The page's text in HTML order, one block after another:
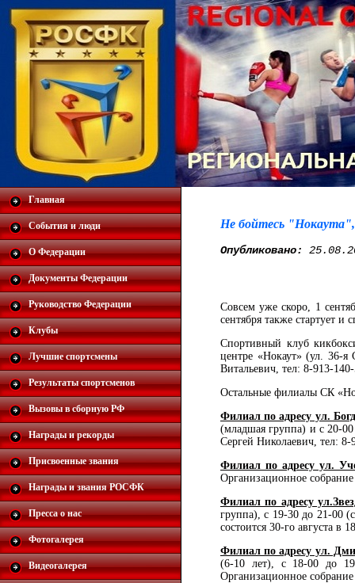
Главная
События и люди
О Федерации
Документы Федерации
Руководство Федерации
Клубы
Лучшие спортсмены
Результаты спортсменов
Вызовы в сборную РФ
Награды и рекорды
Присвоенные звания
Награды и звания РОСФК
Пресса о нас
Фотогалерея
Видеогалерея
Не бойтесь
Опубликовано:
Совсем уже скоро, 1
сентября также стартует
Спортивный клуб
центре «Нокаут» (ул. 36-я
Витальевич, тел: 8-913-
Остальные филиалы СК
Филиал по адресу ул.
(младшая группа) и с 20-
Сергей Николаевич, тел: 8-
Филиал по адресу ул.
Организационное
Филиал по адресу
группа), с 19-30 до 21-00
состоится 30-го августа в
Филиал по адресу ул.
(6-10 лет), с 18-00 до
Организационное